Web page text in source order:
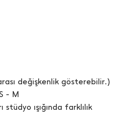
değişkenlik gösterebilir.)
- M
ışığında farklılık